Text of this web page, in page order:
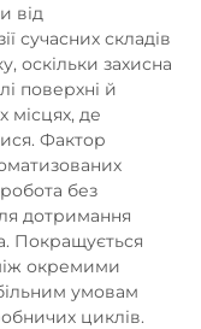
від
сучасних складів
оскільки захисна
поверхні й
місцях, де
Фактор
без
дотримання
Покращується
окремими
умовам
циклів.